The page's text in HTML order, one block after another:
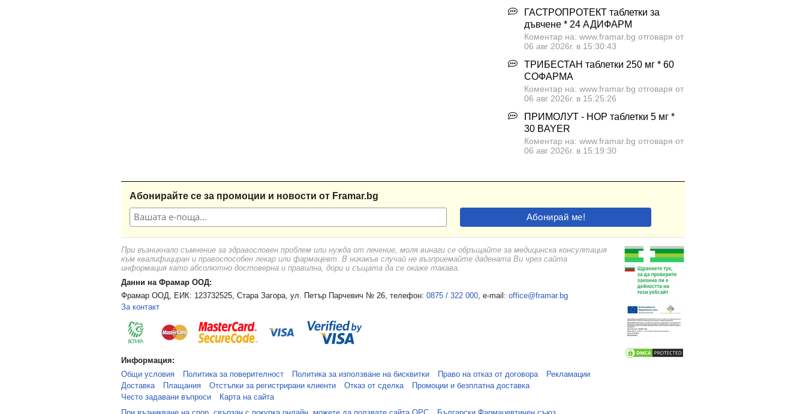
ГАСТРОПРОТЕКТ таблетки за
дъвчене * 24 АДИФАРМ
Коментар на: www.framar.bg отговаря от
06 авг 2026г. в 15:30:43
ТРИБЕСТАН таблетки 250 мг * 60
СОФАРМА
Коментар на: www.framar.bg отговаря от
06 авг 2026г. в 15:25:26
ПРИМОЛУТ - НОР таблетки 5 мг *
30 BAYER
Коментар на: www.framar.bg отговаря от
06 авг 2026г. в 15:19:30
Абонирайте се за промоции и новости от Framar.bg
При възникнало съмнение за здравословен проблем или нужда от лечение, моля винаги се обръщайте за медицинска консултация
към квалифициран и правоспособен лекар или фармацевт. В никакъв случай не възприемайте дадената Ви чрез сайта
информация като абсолютно достоверна и правилна, дори и същата да се окаже такава.
Данни на Фрамар ООД:
Фрамар ООД, ЕИК: 123732525, Стара Загора, ул. Петър Парчевич № 26, телефон: 0875 / 322 000, e-mail: office@framar.bg
За контакт
Информация:
Общи условия
Политика за поверителност Политика за използване на бисквитки Право на отказ от договора
Рекламации
Доставка
Плащания Отстъпки за регистрирани клиенти Отказ от сделка
Промоции и безплатна доставка
Често задавани въпроси
Карта на сайта